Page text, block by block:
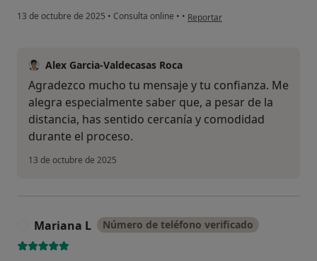
13 de octubre de 2025 • Consulta online • • en opinión del usuario M.C
Reportar
Alex Garcia-Valdecasas Roca
Agradezco mucho tu mensaje y tu confianza. Me
alegra especialmente saber que, a pesar de la
distancia, has sentido cercanía y comodidad
durante el proceso.
13 de octubre de 2025
Mariana L Número de teléfono verificado